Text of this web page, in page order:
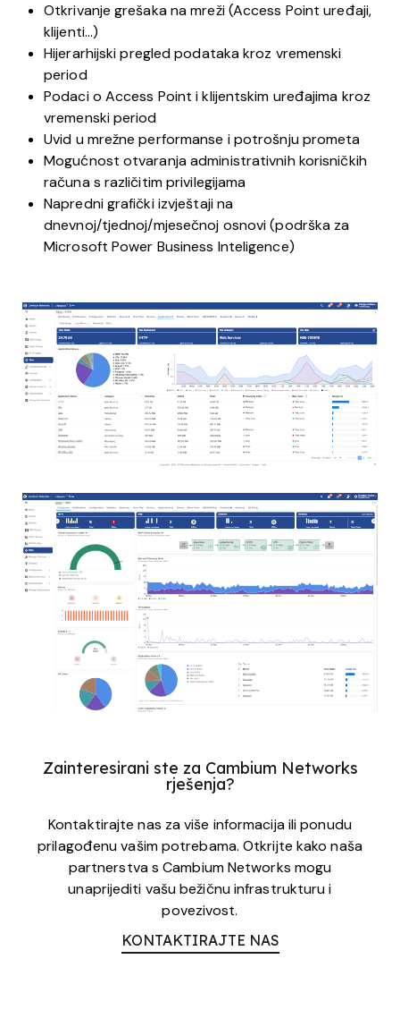
Otkrivanje grešaka na mreži (Access Point uređaji,
klijenti…)
Hijerarhijski pregled podataka kroz vremenski
period
Podaci o Access Point i klijentskim uređajima kroz
vremenski period
Uvid u mrežne performanse i potrošnju prometa
Mogućnost otvaranja administrativnih korisničkih
računa s različitim privilegijama
Napredni grafički izvještaji na
dnevnoj/tjednoj/mjesečnoj osnovi (podrška za
Microsoft Power Business Inteligence)
Zainteresirani ste za Cambium Networks
rješenja?
Kontaktirajte nas za više informacija ili ponudu
prilagođenu vašim potrebama. Otkrijte kako naša
partnerstva s Cambium Networks mogu
unaprijediti vašu bežičnu infrastrukturu i
povezivost.
KONTAKTIRAJTE NAS